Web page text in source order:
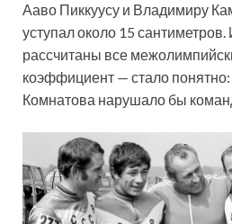
Ааво Пиккуусу и Владимиру
уступал около 15
рассчитаны все
коэффициент — стало
Комнатова нарушало бы